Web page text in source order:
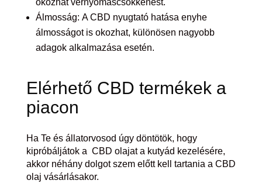
Álmosság: A CBD nyugtató hatása enyhe
álmosságot is okozhat, különösen nagyobb
adagok alkalmazása esetén.
Elérhető CBD termékek a
piacon
Ha Te és állatorvosod úgy döntötök, hogy
kipróbáljátok a CBD olajat a kutyád kezelésére,
akkor néhány dolgot szem előtt kell tartania a CBD
olaj vásárlásakor.